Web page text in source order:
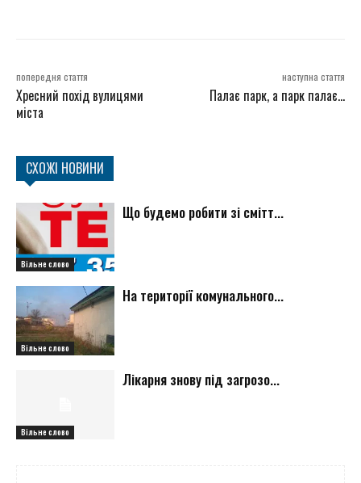
попередня стаття
Хресний похід вулицями
міста
наступна стаття
Палає парк, а парк палає…
СХОЖІ НОВИНИ
Вільне слово
Що будемо робити зі смітт...
Вільне слово
На території комунального...
Вільне слово
Лікарня знову під загрозо...